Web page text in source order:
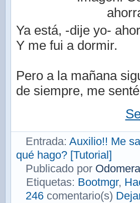
Ya está, -dije yo-
Y me fui a dormir.
Pero a la mañana
de siempre, me
Entrada: Auxilio!! Me
qué hago? [Tutorial]
Publicado por Odomera
Etiquetas: Bootmgr,
246 comentario(s)